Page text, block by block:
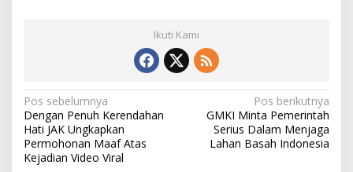
Ikuti Kami
N
a
v
Pos sebelumnya
Dengan Penuh Kerendahan
Hati JAK Ungkapkan
Permohonan Maaf Atas
Kejadian Video Viral
Pos berikutnya
GMKI Minta Pemerintah
Serius Dalam Menjaga
Lahan Basah Indonesia